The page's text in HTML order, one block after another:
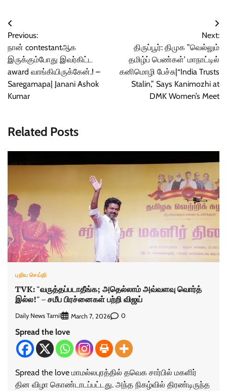
Post
navigation
Previous:
நான் contestantஆக
இருக்கும்போது இவர்கிட்ட
award வாங்கியிருக்கேன்.! –
Saregamapa| Janani Ashok
Kumar
Next:
திருப்பூர்: திமுக ”வெல்லும்
தமிழ்ப் பெண்கள்’ மாநாட்டில்
கனிமொழி பேச்சு|“India Trusts
Stalin,” Says Kanimozhi at
DMK Women’s Meet
Related Posts
புதிய செய்தி
TVK: "வருத்தப்படாதீங்க; அதெல்லாம் அவ்வளவு வொர்த்
இல்ல!" – சமீப பிரச்னைகள் பற்றி விஜய்
Daily News Tamil March 7, 2026 0
Spread the love
Spread the love மாமல்லபுரத்தில் தவெக சார்பில் மகளிர்
தின விழா கொண்டாடப்பட்டது. அந்த நிகழ்வில் திரண்டிருந்த